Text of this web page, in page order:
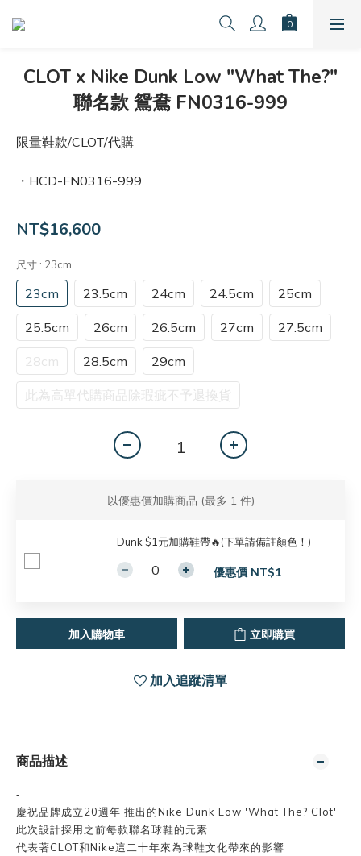
CLOT x Nike Dunk Low "What The?"
聯名款 鴛鴦 FN0316-999
限量鞋款/CLOT/代購
・HCD-FN0316-999
NT$16,600
尺寸 : 23cm
23cm 23.5cm 24cm 24.5cm 25cm
25.5cm 26cm 26.5cm 27cm 27.5cm
28cm 28.5cm 29cm
此為高單代購商品除瑕疵不予退換貨
以優惠價加購商品 (最多 1 件)
Dunk $1元加購鞋帶🔥(下單請備註顏色！)
優惠價 NT$1
加入購物車 立即購買
加入追蹤清單
商品描述
-
慶祝品牌成立20週年 推出的Nike Dunk Low 'What The? Clot'
此次設計採用之前每款聯名球鞋的元素
代表著CLOT和Nike這二十年來為球鞋文化帶來的影響